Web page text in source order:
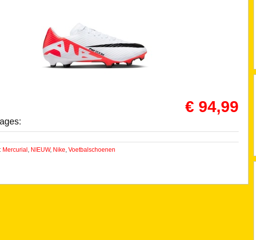
€ 94,99
Mercurial , NIEUW, Nike, Voetbalschoenen